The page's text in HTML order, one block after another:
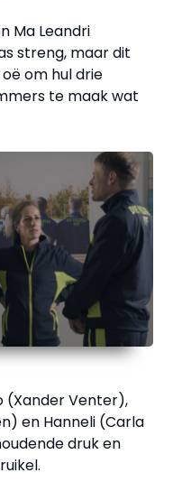
Ma Leandri
streng, maar dit
om hul drie
te maak wat
(Xander Venter),
en Hanneli (Carla
druk en